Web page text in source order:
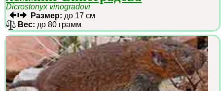
Dicrostonyx vinogradovi
Размер: до 17 см
Вес: до 80 грамм